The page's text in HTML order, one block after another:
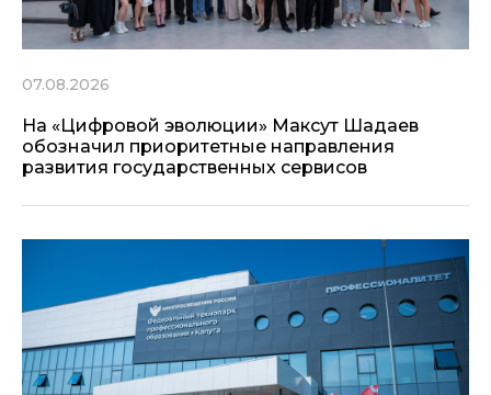
07.08.2026
На «Цифровой эволюции» Максут Шадаев
обозначил приоритетные направления
развития государственных сервисов